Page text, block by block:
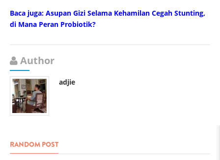
Baca juga: Asupan Gizi Selama Kehamilan Cegah Stunting,
di Mana Peran Probiotik?
Author
adjie
RANDOM POST